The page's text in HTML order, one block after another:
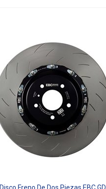
Añadir Al Carrito